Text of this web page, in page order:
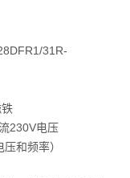
31R-
230V电压
和频率）